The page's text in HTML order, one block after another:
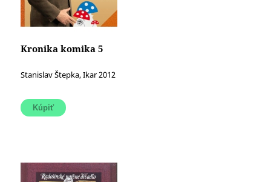
Kronika komika 5
Stanislav Štepka, Ikar 2012